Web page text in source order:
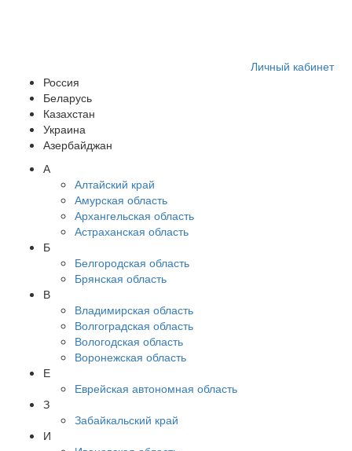
Личный кабинет
Россия
Беларусь
Казахстан
Украина
Азербайджан
А
Алтайский край
Амурская область
Архангельская область
Астраханская область
Б
Белгородская область
Брянская область
В
Владимирская область
Волгоградская область
Вологодская область
Воронежская область
Е
Еврейская автономная область
З
Забайкальский край
И